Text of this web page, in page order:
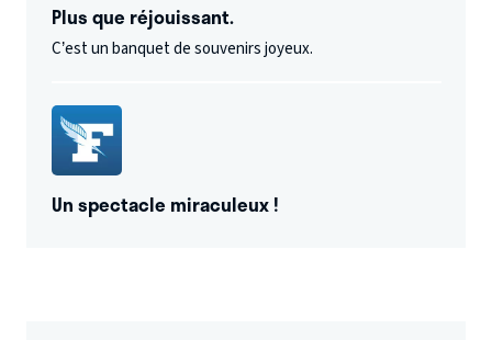
Plus que réjouissant.
C’est un banquet de souvenirs joyeux.
Un spectacle miraculeux !